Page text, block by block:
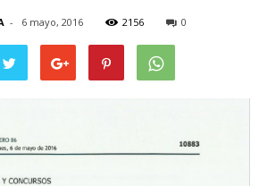
- 6 mayo, 2016 2156 0